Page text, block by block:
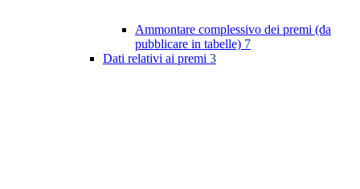
Ammontare complessivo dei premi (da
pubblicare in tabelle) 7
Dati relativi ai premi 3